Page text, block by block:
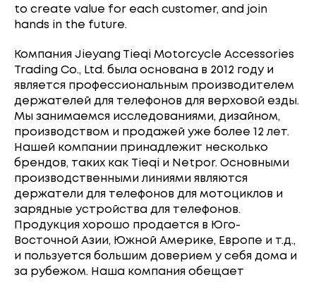
to create value for each customer, and join
hands in the future.
Компания Jieyang Tieqi Motorcycle Accessories
Trading Co., Ltd. была основана в 2012 году и
является профессиональным производителем
держателей для телефонов для верховой езды.
Мы занимаемся исследованиями, дизайном,
производством и продажей уже более 12 лет.
Нашей компании принадлежит несколько
брендов, таких как Tieqi и Netpor. Основными
производственными линиями являются
держатели для телефонов для мотоциклов и
зарядные устройства для телефонов.
Продукция хорошо продается в Юго-
Восточной Азии, Южной Америке, Европе и т.д.,
и пользуется большим доверием у себя дома и
за рубежом. Наша компания обещает